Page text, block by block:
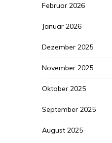
Februar 2026
Januar 2026
Dezember 2025
November 2025
Oktober 2025
September 2025
August 2025